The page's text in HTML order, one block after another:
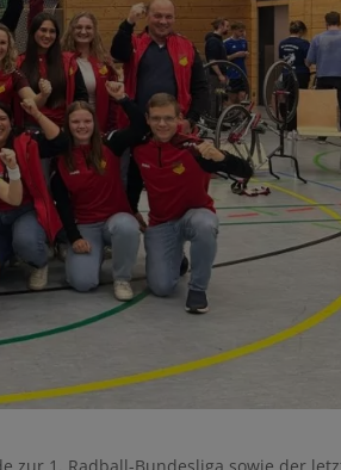
zur 1. Radball-Bundesliga sowie der